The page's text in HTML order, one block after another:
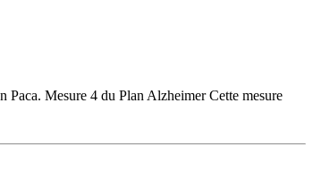
Mesure 4 du Plan Alzheimer Cette mesure